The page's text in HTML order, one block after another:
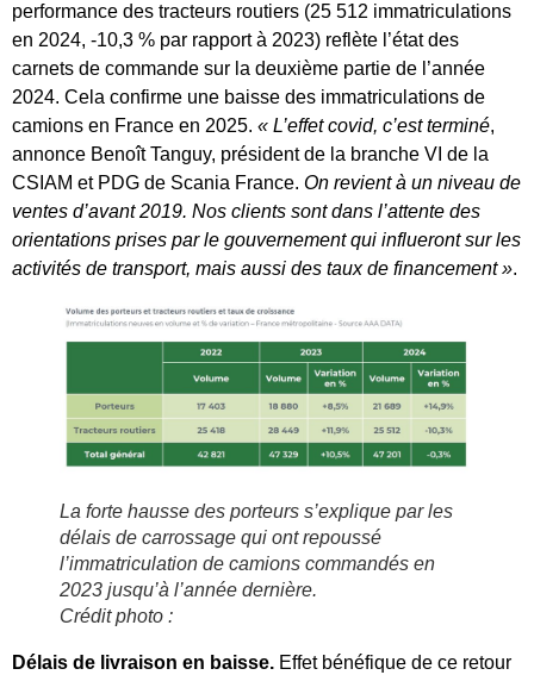
performance des tracteurs routiers (25 512 immatriculations
en 2024, -10,3 % par rapport à 2023) reflète l’état des
carnets de commande sur la deuxième partie de l’année
2024. Cela confirme une baisse des immatriculations de
camions en France en 2025. « L’effet covid, c’est terminé,
annonce Benoît Tanguy, président de la branche VI de la
CSIAM et PDG de Scania France. On revient à un niveau de
ventes d’avant 2019. Nos clients sont dans l’attente des
orientations prises par le gouvernement qui influeront sur les
activités de transport, mais aussi des taux de financement ».
La forte hausse des porteurs s’explique par les
délais de carrossage qui ont repoussé
l’immatriculation de camions commandés en
2023 jusqu’à l’année dernière.
Crédit photo :
Délais de livraison en baisse. Effet bénéfique de ce retour